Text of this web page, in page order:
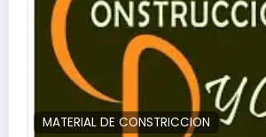
MATERIAL DE CONSTRICCION